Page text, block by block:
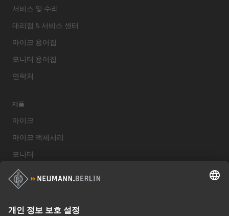
서비스 및 수리
대리점 & 서비스 센터
마이크 용어집
모니터 용어집
연락처
제품
마이크
마이크 액세서리
모니터
스튜디오 모니터 액세서리
헤드폰
기념적인 마이크